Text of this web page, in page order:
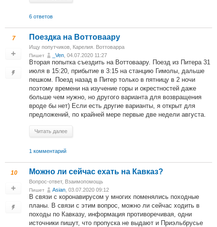
6 ответов
7 Поездка на Воттоваару
Ищу попутчиков Карелия. Воттоварра
Пишет _Ven , 04.07.2020 11:27
Вторая попытка съездить на Воттоваару. Поезд из Питера 31
июля в 15:20, прибытие в 3:15 на станцию Гимолы, дальше
пешком. Поезд назад в Питер только в пятницу в 2 ночи
поэтому времени на изучение горы и окрестностей даже
больше чем нужно, но другого варианта для возвращения
вроде бы нет) Если есть другие варианты, я открыт для
предложений, по крайней мере первые две недели августа.
Читать далее
1 комментарий
10 Можно ли сейчас ехать на Кавказ?
Вопрос-ответ, Взаимопомощь
Пишет Asian , 03.07.2020 09:12
В связи с коронавирусом у многих поменялись походные
планы. В связи с этим вопрос, можно ли сейчас ходить в
походы по Кавказу, информация противоречивая, одни
источники пишут, что пропуска не выдают и Приэльбрусье